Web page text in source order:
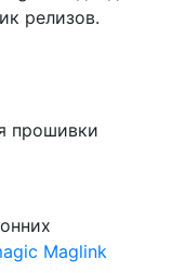
релизов.
прошивки
Maglink